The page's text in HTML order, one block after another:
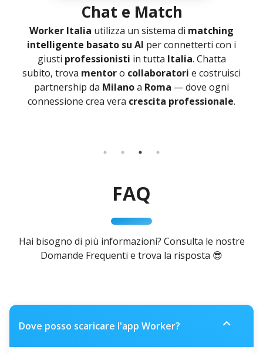
Chat e Match
Worker Italia utilizza un sistema di matching
intelligente basato su AI per connetterti con i
giusti professionisti in tutta Italia. Chatta
subito, trova mentoro collaboratori e costruisci
partnership da Milanoa Roma — dove ogni
connessione crea vera crescita professionale.
FAQ
Hai bisogno di più informazioni? Consulta le nostre
Domande Frequenti e trova la risposta 😎
Dove posso scaricare l'app Worker? expand_more